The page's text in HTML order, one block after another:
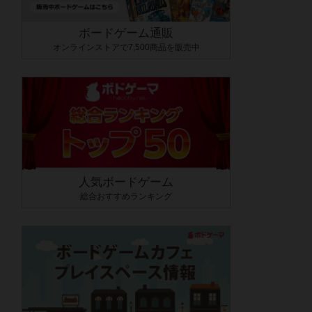
ボードゲーム通販
オンラインストアで7,500商品を販売中
人気ボードゲーム
総合おすすめランキング